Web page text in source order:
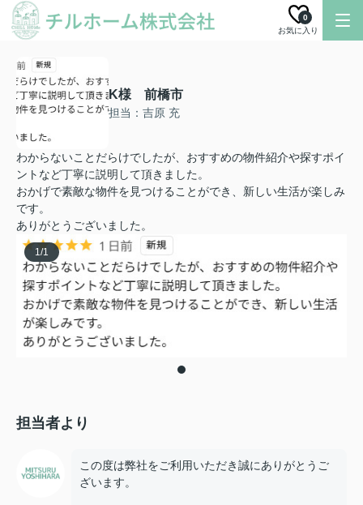
お気に入り
0
K様 前橋市
担当：吉原 充
わからないことだらけでしたが、おすすめの物件紹介や探すポイ
ントなど丁寧に説明して頂きました。
おかげで素敵な物件を見つけることができ、新しい生活が楽しみ
です。
ありがとうございました。
1/1
担当者より
この度は弊社をご利用いただき誠にありがとうご
ざいます。